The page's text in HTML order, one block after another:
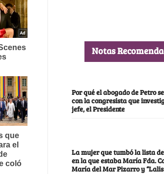
Notas
Por qué el abogado de Petro
con la congresista que
jefe, el Presidente
La mujer que tumbó la lista
en la que estaba María Fda.
María del Mar Pizarro y “Lalis